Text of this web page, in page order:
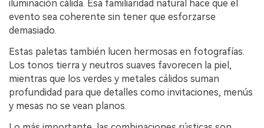
iluminación cálida. Esa familiaridad natural hace que el
evento sea coherente sin tener que esforzarse
demasiado.
Estas paletas también lucen hermosas en fotografías.
Los tonos tierra y neutros suaves favorecen la piel,
mientras que los verdes y metales cálidos suman
profundidad para que detalles como invitaciones, menús
y mesas no se vean planos.